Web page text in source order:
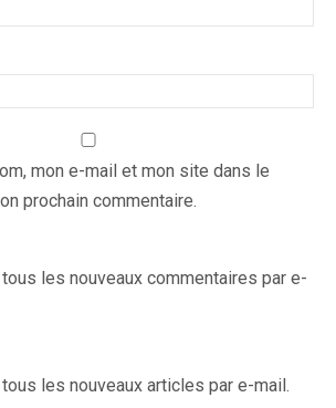
mon e-mail et mon site dans le
prochain commentaire.
les nouveaux commentaires par e-
les nouveaux articles par e-mail.